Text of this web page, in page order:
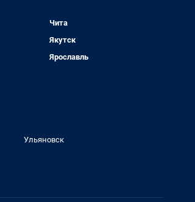
Чита
Якутск
Ярославль
Ульяновск